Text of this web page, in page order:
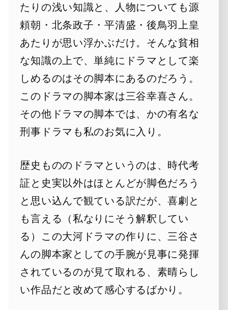
たりの浅い知識と、人物についても源
頼朝・北条政子・平清盛・後鳥羽上皇
あたりが思い浮かぶだけ。そんな貧相
な知識の上で、単純にドラマとして楽
しめるのはその脚本にあるのだろう。
このドラマの脚本家は三谷幸喜さん。
その他ドラマの脚本では、かの有名な
刑事ドラマも私のお気に入り。
歴史もののドラマというのは、時代考
証と史実以外はほとんどが脚色だろう
と思い込んで観ている訳だが、喜劇と
も言える（私なりにそう解釈してい
る）この大河ドラマの作りに、三谷さ
んの脚本家としての手腕が見事に発揮
されているのが見て取れる、素晴らし
い作品だと改めて感心するばかり。